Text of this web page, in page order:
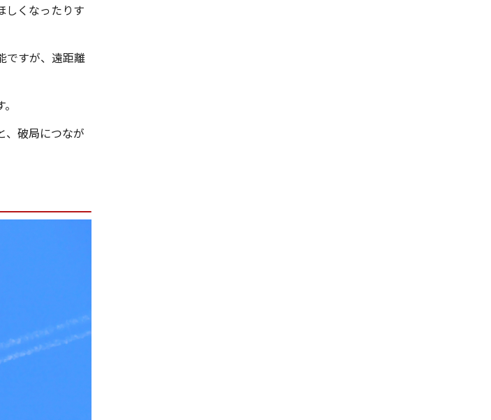
しくなったりす
ですが、遠距離
、破局につなが